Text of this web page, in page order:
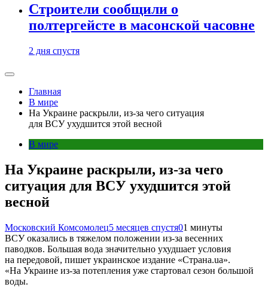
Строители сообщили о
полтергейсте в масонской часовне
2 дня спустя
Главная
В мире
На Украине раскрыли, из-за чего ситуация
для ВСУ ухудшится этой весной
В мире
На Украине раскрыли, из-за чего
ситуация для ВСУ ухудшится этой
весной
Московский Комсомолец5 месяцев спустя01 минуты
ВСУ оказались в тяжелом положении из-за весенних
паводков. Большая вода значительно ухудшает условия
на передовой, пишет украинское издание «Страна.ua».
«На Украине из-за потепления уже стартовал сезон большой
воды.